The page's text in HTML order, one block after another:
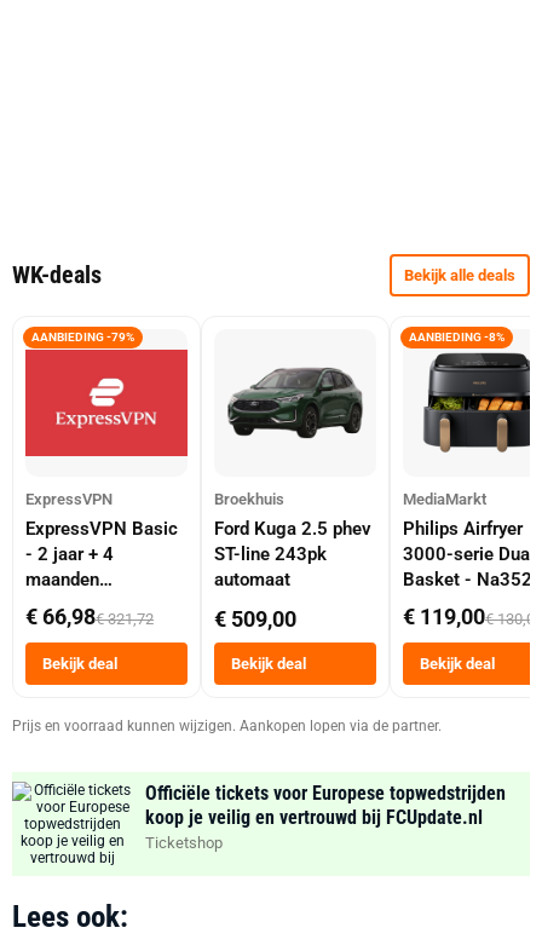
WK-deals Bekijk alle deals
AANBIEDING -79%
ExpressVPN
ExpressVPN Basic
- 2 jaar + 4
maanden
abonnement
€ 66,98€ 321,72
Bekijk deal
Broekhuis
Ford Kuga 2.5 phev
ST-line 243pk
automaat
€ 509,00
Bekijk deal
AANBIEDING -8%
MediaMarkt
Philips Airfryer
3000-serie Dual
Basket -
Dubbele Mand 9
Tot 6 Personen
Heteluchtfriteuse
Zwart
€ 119,00€ 130,00
Bekijk deal
Prijs en voorraad kunnen wijzigen. Aankopen lopen via de partner.
Officiële tickets voor Europese topwedstrijden
koop je veilig en vertrouwd bij FCUpdate.nl
Ticketshop
Lees ook: